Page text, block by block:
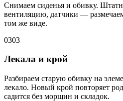
Снимаем сиденья и обивку.
вентиляцию, датчики —
том же виде.
0303
Лекала и крой
Разбираем старую обивку на
лекало. Новый крой повторяет
садится без морщин и складок.